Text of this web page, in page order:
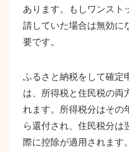
あります。もしワンスト
請していた場合は無効に
要です。
ふるさと納税をして確定
は、所得税と住民税の両
れます。所得税分はその
ら還付され、住民税分は
際に控除が適用されます。